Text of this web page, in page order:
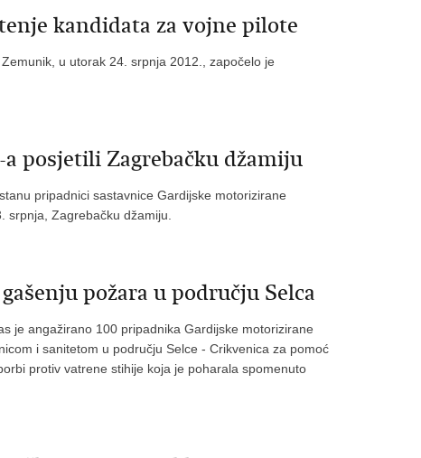
kandidata za vojne pilote
u utorak 24. srpnja 2012., započelo je
posjetili Zagrebačku džamiju
pripadnici sastavnice Gardijske motorizirane
srpnja, Zagrebačku džamiju.
požara u području Selca
je angažirano 100 pripadnika Gardijske motorizirane
i sanitetom u području Selce - Crikvenica za pomoć
protiv vatrene stihije koja je poharala spomenuto